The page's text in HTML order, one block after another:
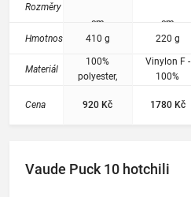
školní
ani
y pro
Rozměry
Hmotnost
Materiál
Cena
cm
410 g
100%
polyester,
treatment:
920 Kč
cm
220 g
Vinylon F -
100%
1780 Kč
Vaude Puck 10 hotchili